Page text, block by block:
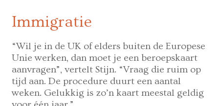
Immigratie
“Wil je in de UK of elders buiten de Europese
Unie werken, dan moet je een beroepskaart
aanvragen”, vertelt Stijn. “Vraag die ruim op
tijd aan. De procedure duurt een aantal
weken. Gelukkig is zo’n kaart meestal geldig